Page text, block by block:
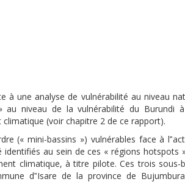
à une analyse de vulnérabilité au niveau
au niveau de la vulnérabilité du Burundi
(voir chapitre 2 de ce rapport).
(« mini-bassins ») vulnérables face à
au sein de ces « régions hotspots
climatique, à titre pilote. Ces trois sous-
d‟Isare de la province de